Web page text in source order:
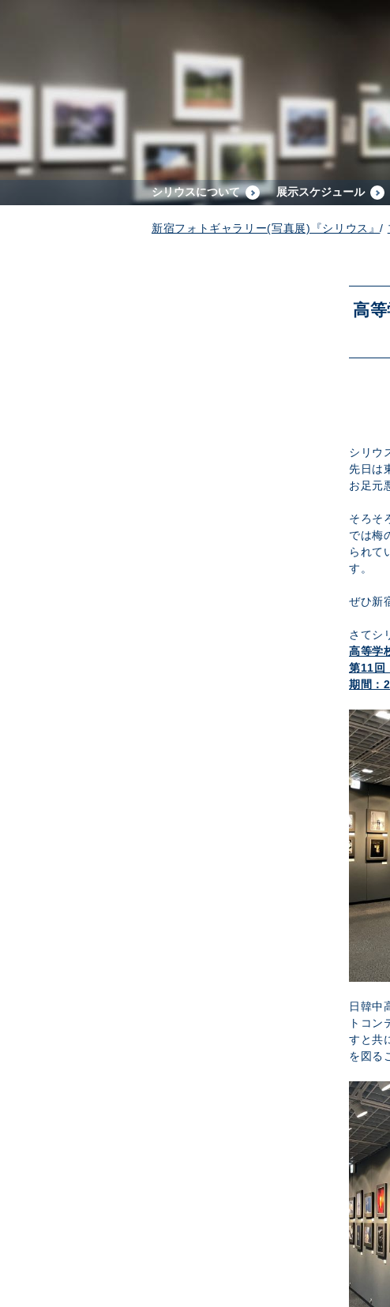
シリウスについて 展示スケジュール
新宿フォトギャラリー(写真展)『シリウス』/
高
シリウ
先日は
お足元
そろそ
では梅
られて
す。
ぜひ新
さてシ
高等学
第11回
期間：
日韓中
トコン
すと共
を図る